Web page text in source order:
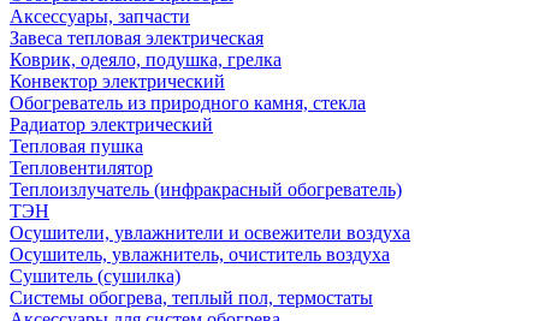
Аксессуары, запчасти
Завеса тепловая электрическая
Коврик, одеяло, подушка, грелка
Конвектор электрический
Обогреватель из природного камня, стекла
Радиатор электрический
Тепловая пушка
Тепловентилятор
Теплоизлучатель (инфракрасный обогреватель)
ТЭН
Осушители, увлажнители и освежители воздуха
Осушитель, увлажнитель, очиститель воздуха
Сушитель (сушилка)
Системы обогрева, теплый пол, термостаты